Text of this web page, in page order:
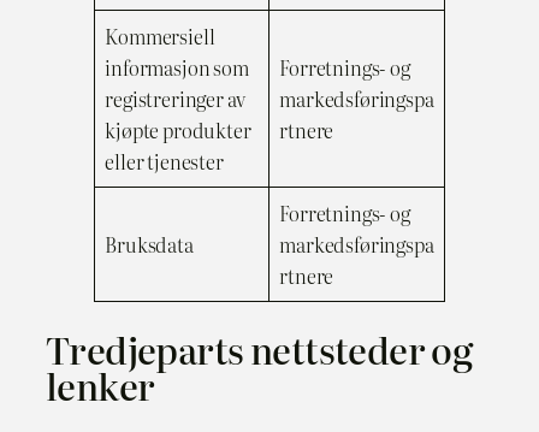
Kommersiell
informasjon som
registreringer av
kjøpte produkter
eller tjenester
Forretnings- og
markedsføringspa
rtnere
Bruksdata
Forretnings- og
markedsføringspa
rtnere
Tredjeparts nettsteder og
lenker